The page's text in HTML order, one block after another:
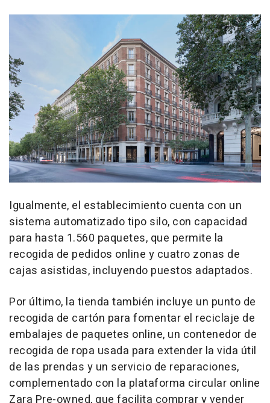
Igualmente, el establecimiento cuenta con un
sistema automatizado tipo silo, con capacidad
para hasta 1.560 paquetes, que permite la
recogida de pedidos online y cuatro zonas de
cajas asistidas, incluyendo puestos adaptados.
Por último, la tienda también incluye un punto de
recogida de cartón para fomentar el reciclaje de
embalajes de paquetes online, un contenedor de
recogida de ropa usada para extender la vida útil
de las prendas y un servicio de reparaciones,
complementado con la plataforma circular online
Zara Pre-owned, que facilita comprar y vender